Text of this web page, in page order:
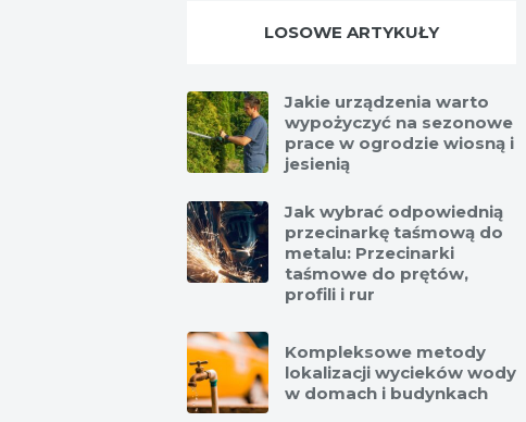
LOSOWE ARTYKUŁY
Jakie urządzenia warto
wypożyczyć na sezonowe
prace w ogrodzie wiosną i
jesienią
Jak wybrać odpowiednią
przecinarkę taśmową do
metalu: Przecinarki
taśmowe do prętów,
profili i rur
Kompleksowe metody
lokalizacji wycieków wody
w domach i budynkach